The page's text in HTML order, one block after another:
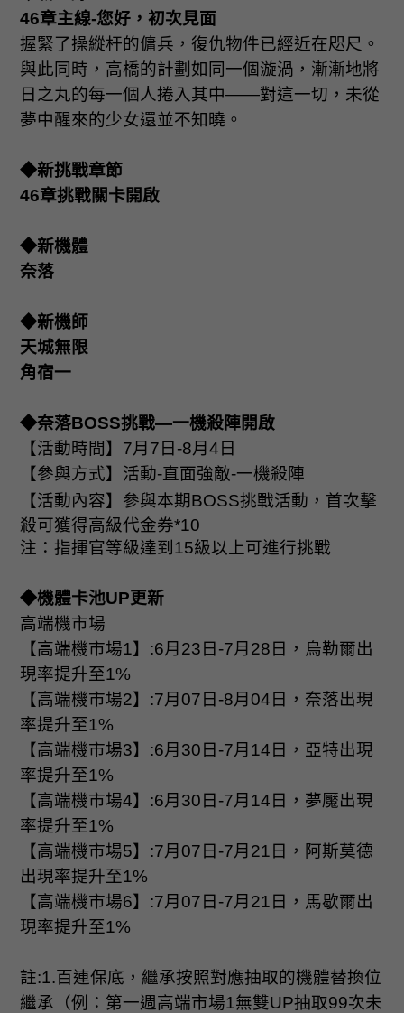
46章主線-您好，初次見面
握緊了操縱杆的傭兵，復仇物件已經近在咫尺。
與此同時，高橋的計劃如同一個漩渦，漸漸地將
日之丸的每一個人捲入其中——對這一切，未從
夢中醒來的少女還並不知曉。
◆新挑戰章節
46章挑戰關卡開啟
◆新機體
奈落
◆新機師
天城無限
角宿一
◆奈落BOSS挑戰—一機殺陣開啟
【活動時間】 7月 7 日 -8月4 日
【參與方式】活動-直面強敵-一機殺陣
【活動內容】參與本期BOSS挑戰活動，首次擊
殺可獲得高級代金券*10
注：指揮官等級達到 15級以上可進行挑戰
◆機體卡池UP更新
高端機市場
【高端機市場1】 :6月 23 日 -7月 28 日，烏勒爾出
現率提升至1%
【高端機市場2】 :7月07 日 -8月04 日，奈落出現
率提升至1%
【高端機市場3】 :6月 30 日 -7月 14 日，亞特出現
率提升至1%
【高端機市場4】 :6月 30 日 -7月 14 日，夢魘出現
率提升至1%
【高端機市場5】 :7月07 日 -7月 21 日，阿斯莫德
出現率提升至1%
【高端機市場6】 :7月07 日 -7月 21 日，馬歇爾出
現率提升至1%
註:1.百連保底，繼承按照對應抽取的機體替換位
繼承（例：第一週高端市場1無雙UP抽取99次未